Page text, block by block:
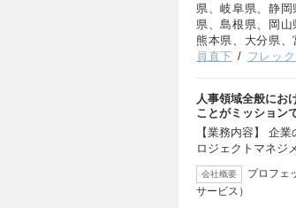
県、岐阜県、静
県、島根県、岡
熊本県、大分県
員直下
フレッ
人事領域全般にお
ことがミッション
【業務内容】 企
ロジェクトマネジ
会社概要
プロフェ
サービス）